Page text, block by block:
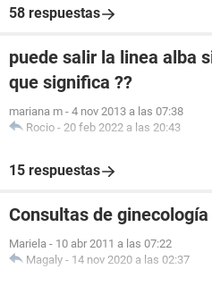
58 respuestas
puede salir la linea alba
que significa ??
mariana m - 4 nov 2013 a las 07:38
Rocio - 20 feb 2022 a las 20:43
15 respuestas
Consultas de
Mariela - 10 abr 2011 a las 07:22
Magaly - 14 nov 2020 a las 02:37